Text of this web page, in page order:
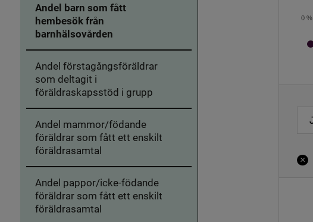
0 %
×
Andel barn som fått
hembesök från
barnhälsovården
Andel förstagångsföräldrar
som deltagit i
föräldraskapsstöd i grupp
Andel mammor/födande
föräldrar som fått ett enskilt
föräldrasamtal
Andel pappor/icke-födande
föräldrar som fått ett enskilt
föräldrasamtal